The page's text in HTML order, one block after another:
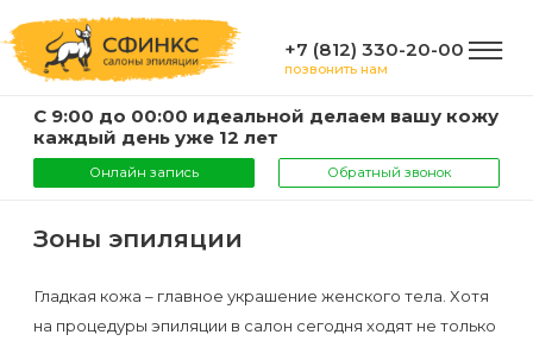
+7 (812) 330-20-00
позвонить нам
С 9:00 до 00:00 идеальной делаем вашу кожу
каждый день уже 12 лет
Онлайн запись Обратный звонок
ГЛАВНАЯ
Услуги
и
КОМПАНИЯ
Зоны эпиляции
Гладкая кожа – главное украшение женского тела. Хотя
на процедуры эпиляции в салон сегодня ходят не только